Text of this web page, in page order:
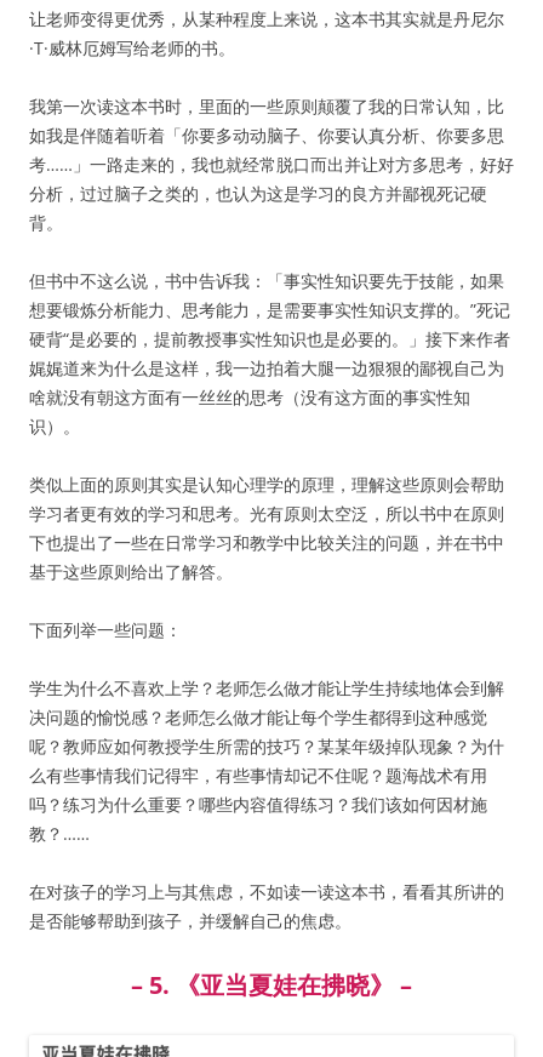
让老师变得更优秀，从某种程度上来说，这本书其实就是丹尼尔
·T·威林厄姆写给老师的书。
我第一次读这本书时，里面的一些原则颠覆了我的日常认知，比
如我是伴随着听着「你要多动动脑子、你要认真分析、你要多思
考……」一路走来的，我也就经常脱口而出并让对方多思考，好好
分析，过过脑子之类的，也认为这是学习的良方并鄙视死记硬
背。
但书中不这么说，书中告诉我：「事实性知识要先于技能，如果
想要锻炼分析能力、思考能力，是需要事实性知识支撑的。”死记
硬背“是必要的，提前教授事实性知识也是必要的。」接下来作者
娓娓道来为什么是这样，我一边拍着大腿一边狠狠的鄙视自己为
啥就没有朝这方面有一丝丝的思考（没有这方面的事实性知
识）。
类似上面的原则其实是认知心理学的原理，理解这些原则会帮助
学习者更有效的学习和思考。光有原则太空泛，所以书中在原则
下也提出了一些在日常学习和教学中比较关注的问题，并在书中
基于这些原则给出了解答。
下面列举一些问题：
学生为什么不喜欢上学？老师怎么做才能让学生持续地体会到解
决问题的愉悦感？老师怎么做才能让每个学生都得到这种感觉
呢？教师应如何教授学生所需的技巧？某某年级掉队现象？为什
么有些事情我们记得牢，有些事情却记不住呢？题海战术有用
吗？练习为什么重要？哪些内容值得练习？我们该如何因材施
教？……
在对孩子的学习上与其焦虑，不如读一读这本书，看看其所讲的
是否能够帮助到孩子，并缓解自己的焦虑。
– 5. 《亚当夏娃在拂晓》 –